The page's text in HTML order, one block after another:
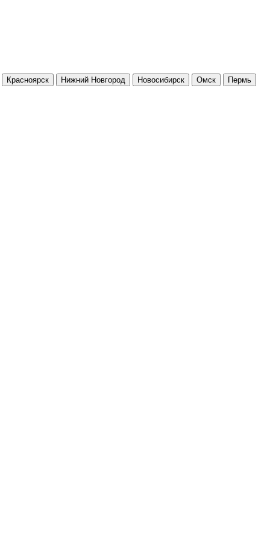
Красноярск Нижний Новгород Новосибирск Омск
Пермь